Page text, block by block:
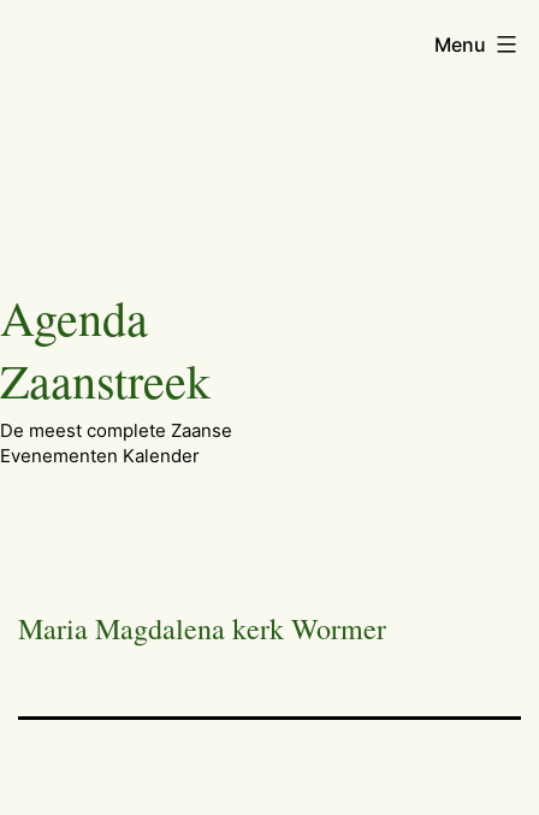
naar
de
inhoud
Agenda
Zaanstreek
De meest complete Zaanse
Evenementen Kalender
Menu
Maria Magdalena kerk Wormer